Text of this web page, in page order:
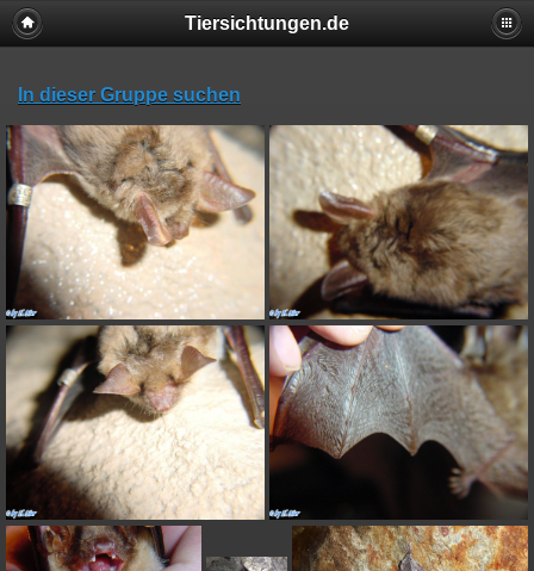
Tiersichtungen.de
In dieser Gruppe suchen